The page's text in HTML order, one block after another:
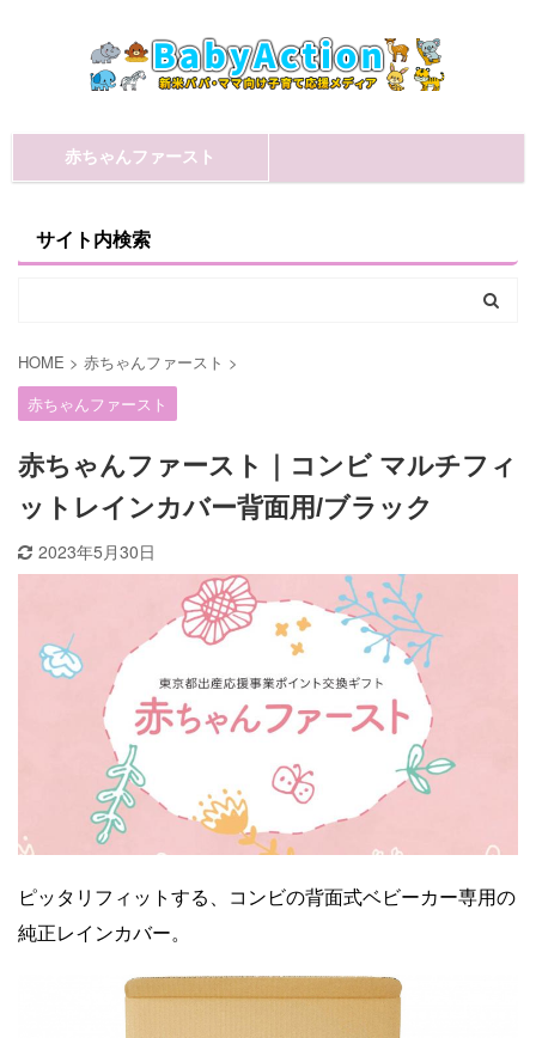
赤ちゃんファースト
サイト内検索
HOME > 赤ちゃんファースト >
赤ちゃんファースト
赤ちゃんファースト｜コンビ マルチフィ
ットレインカバー背面用/ブラック
2023年5月30日
ピッタリフィットする、コンビの背面式ベビーカー専用の
純正レインカバー。